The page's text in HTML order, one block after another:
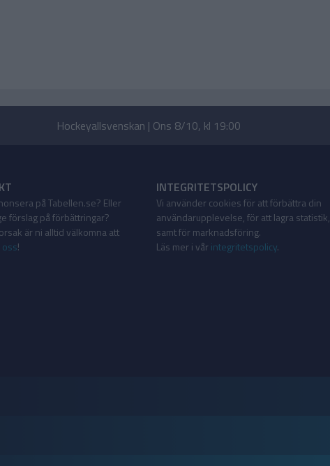
Hockeyallsvenskan | Ons 8/10, kl 19:00
på Tabellen.se? Eller
förslag på förbättringar?
är ni alltid välkomna att
!
INTEGRITETSPOLICY
Vi använder cookies för att förbättra din
användarupplevelse, för att lagra statistik,
samt för marknadsföring.
Läs mer i vår integritetspolicy.